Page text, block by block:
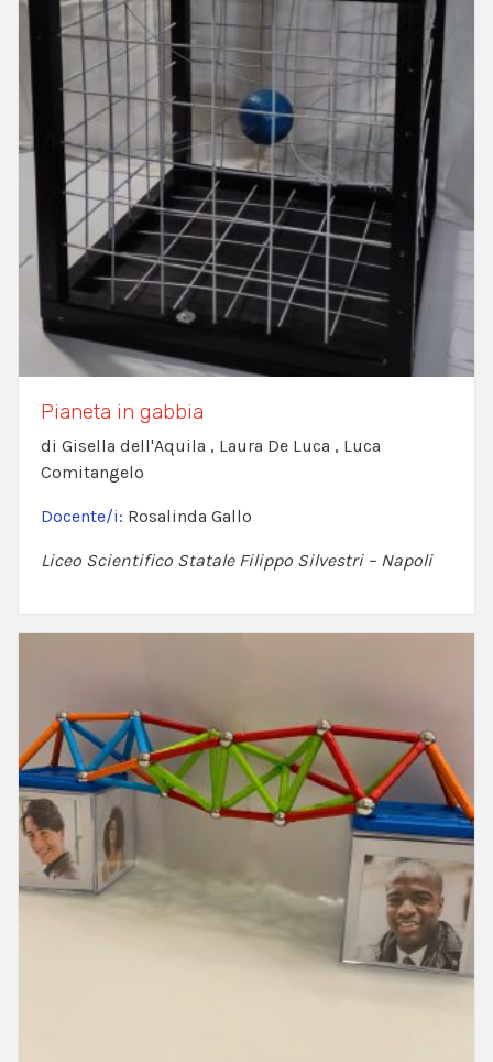
Pianeta in gabbia
di Gisella dell'Aquila , Laura De Luca , Luca
Comitangelo
Docente/i: Rosalinda Gallo
Liceo Scientifico Statale Filippo Silvestri – Napoli